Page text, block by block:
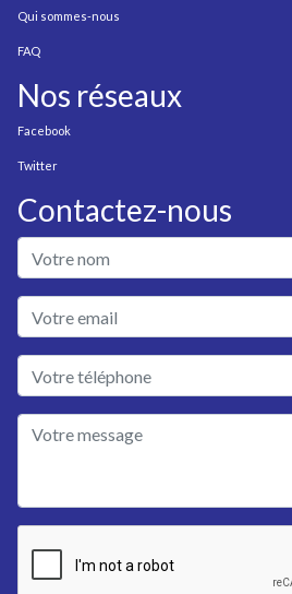
Qui sommes-nous
FAQ
Nos réseaux
Facebook
Twitter
Contactez-nous